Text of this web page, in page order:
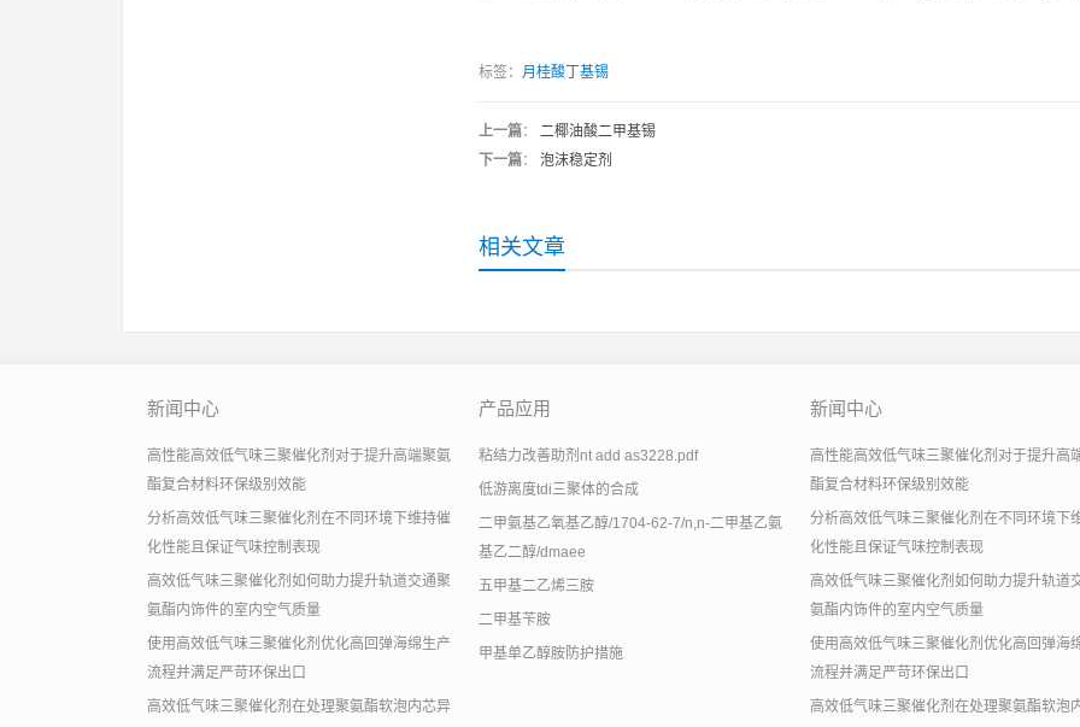
标签： 月桂酸丁基锡
上一篇： 二椰油酸二甲基锡
下一篇： 泡沫稳定剂
相关文章
新闻中心
高性能高效低气味三聚催化剂对于提升高端聚氨
酯复合材料环保级别效能
分析高效低气味三聚催化剂在不同环境下维持催
化性能且保证气味控制表现
高效低气味三聚催化剂如何助力提升轨道交通聚
氨酯内饰件的室内空气质量
使用高效低气味三聚催化剂优化高回弹海绵生产
流程并满足严苛环保出口
高效低气味三聚催化剂在处理聚氨酯软泡内芯异
产品应用
粘结力改善助剂nt add as3228.pdf
低游离度tdi三聚体的合成
二甲氨基乙氧基乙醇/1704-62-7/n,n-二甲基乙氨
基乙二醇/dmaee
五甲基二乙烯三胺
二甲基苄胺
甲基单乙醇胺防护措施
新闻中心
高性能高效低气味三聚催化剂对于提升高
酯复合材料环保级别效能
分析高效低气味三聚催化剂在不同环境下
化性能且保证气味控制表现
高效低气味三聚催化剂如何助力提升轨道
氨酯内饰件的室内空气质量
使用高效低气味三聚催化剂优化高回弹海
流程并满足严苛环保出口
高效低气味三聚催化剂在处理聚氨酯软泡